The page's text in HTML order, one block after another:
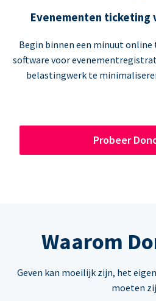
Evenementen ticketing
Begin binnen een minuut
software voor
belastingwerk te
Probeer
Waarom
Geven kan moeilijk zijn, het
moeten